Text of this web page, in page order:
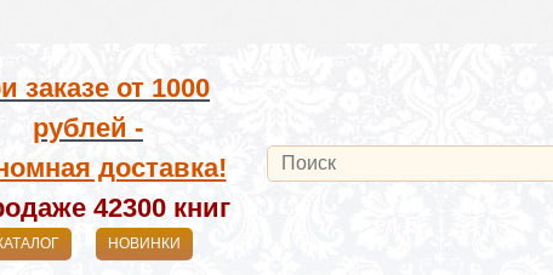
заказе от 1000
рублей -
доставка!
42300 книг
НОВИНКИ